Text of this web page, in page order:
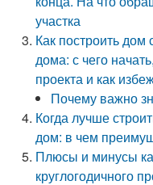
участка
Как построить дом
дома: с чего
проекта и как
Почему важно
Когда лучше
дом: в чем
Плюсы и минусы
круглогодичного